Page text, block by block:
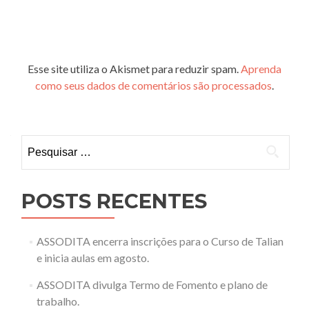
Esse site utiliza o Akismet para reduzir spam.Aprenda
como seus dados de comentários são processados.
por:
POSTS RECENTES
ASSODITA encerra inscrições para o Curso de Talian
e inicia aulas em agosto.
ASSODITA divulga Termo de Fomento e plano de
trabalho.